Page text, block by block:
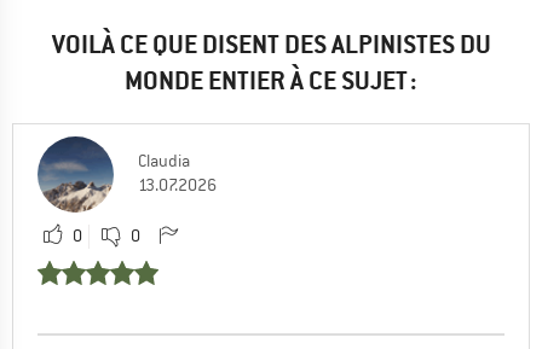
VOILÀ CE QUE DISENT DES ALPINISTES DU
MONDE ENTIER À CE SUJET :
Claudia
13.07.2026
0 0